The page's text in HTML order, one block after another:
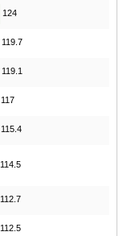
124
119.7
119.1
117
115.4
114.5
112.7
112.5